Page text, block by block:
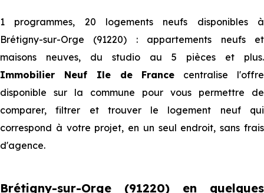
1 programmes, 20 logements neufs disponibles à
Brétigny-sur-Orge (91220) : appartements neufs et
maisons neuves, du studio au 5 pièces et plus.
Immobilier Neuf Ile de France centralise l'offre
disponible sur la commune pour vous permettre de
comparer, filtrer et trouver le logement neuf qui
correspond à votre projet, en un seul endroit, sans frais
d'agence.
Brétigny-sur-Orge (91220) en quelques